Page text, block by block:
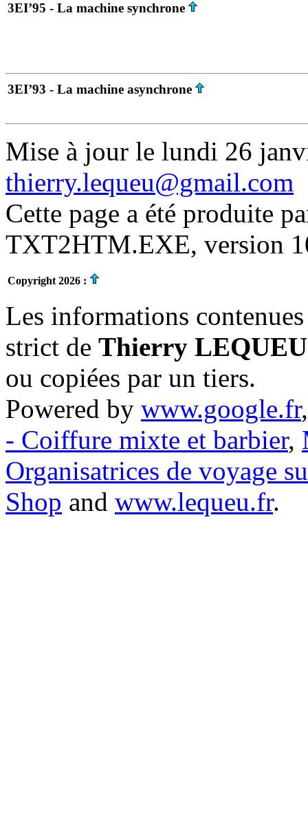
3EI’95 - La machine synchrone
3EI’93 - La machine asynchrone
Mise à jour le lundi 26
thierry.lequeu@gmail.com
Cette page a été produite
TXT2HTM.EXE, version
Copyright 2026 :
Les informations
strict de Thierry LEQUEU
ou copiées par un tiers.
Powered by www.google.fr
- Coiffure mixte et barbier,
Organisatrices de voyage
Shop and www.lequeu.fr.